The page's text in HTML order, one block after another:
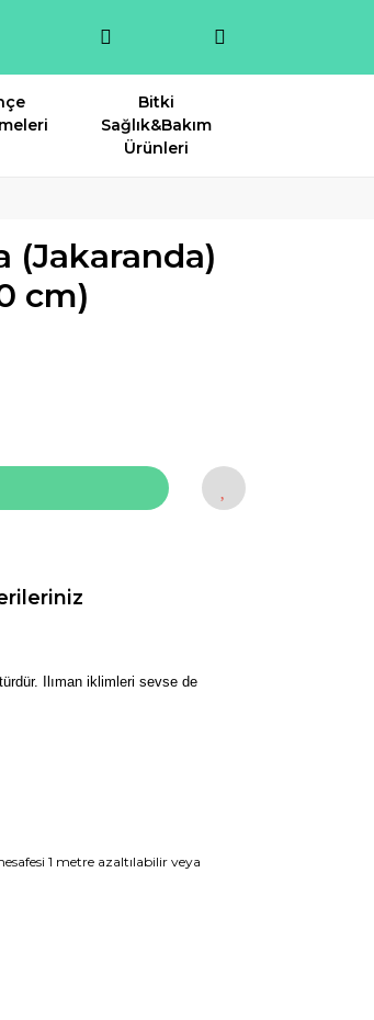
Bitki
Sağlık&Bakım
Ürünleri
(Jakaranda)
cm)
Ilıman iklimleri sevse de
1 metre azaltılabilir veya